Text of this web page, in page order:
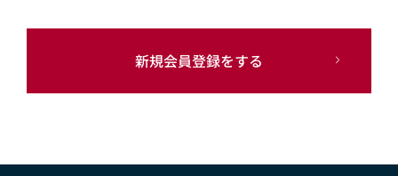
新規会員登録をする